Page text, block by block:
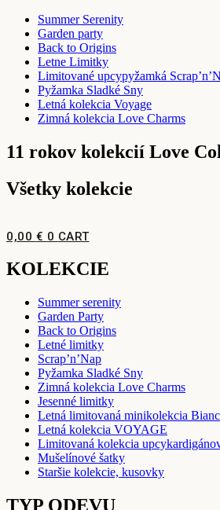
Summer Serenity
Garden party
Back to Origins
Letne Limitky
Limitované upcypyžamká
Pyžamka Sladké Sny
Letná kolekcia Voyage
Zimná kolekcia Love Charms
11 rokov kolekcií Love
Všetky kolekcie
0,00 € 0 CART
KOLEKCIE
Summer serenity
Garden Party
Back to Origins
Letné limitky
Scrap’n’Nap
Pyžamka Sladké Sny
Zimná kolekcia Love Charms
Jesenné limitky
Letná limitovaná minikolekcia
Letná kolekcia VOYAGE
Limitovaná kolekcia
Mušelínové šatky
Staršie kolekcie, kusovky
TYP ODEVU